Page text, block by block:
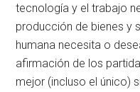
tecnología y el trabajo
producción de bienes y
humana necesita o
afirmación de los
mejor (incluso el único)